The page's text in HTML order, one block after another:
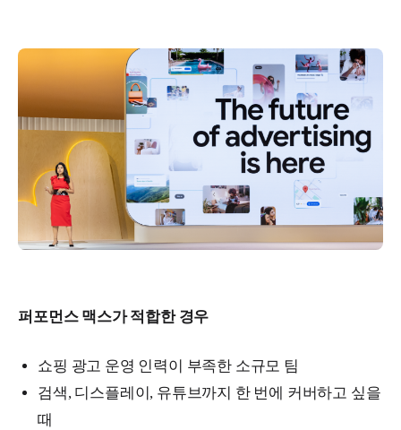
퍼포먼스 맥스가 적합한 경우
쇼핑 광고 운영 인력이 부족한 소규모 팀
검색, 디스플레이, 유튜브까지 한 번에 커버하고 싶을
때